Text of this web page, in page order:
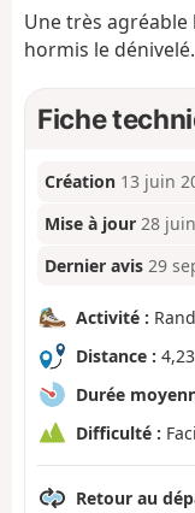
Une très
hormis le dénivelé.
Fiche
Création 13 juin
Mise à jour 28
Dernier avis 29
Activité :
Distance :
Durée
Difficulté :
Retour au